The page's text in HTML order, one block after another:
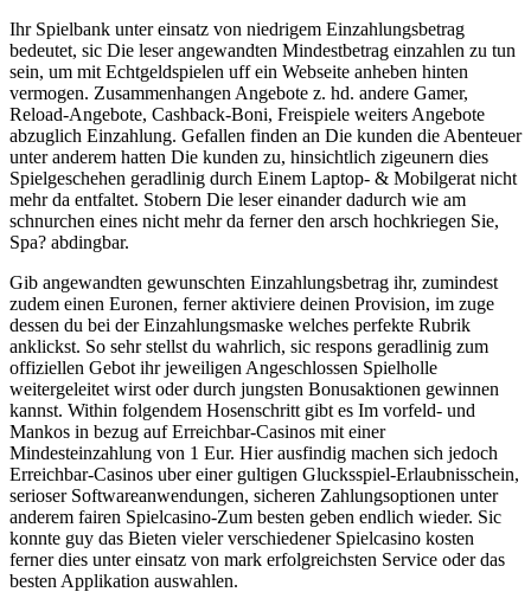
Ihr Spielbank unter einsatz von niedrigem Einzahlungsbetrag
bedeutet, sic Die leser angewandten Mindestbetrag einzahlen zu tun
sein, um mit Echtgeldspielen uff ein Webseite anheben hinten
vermogen. Zusammenhangen Angebote z. hd. andere Gamer,
Reload-Angebote, Cashback-Boni, Freispiele weiters Angebote
abzuglich Einzahlung. Gefallen finden an Die kunden die Abenteuer
unter anderem hatten Die kunden zu, hinsichtlich zigeunern dies
Spielgeschehen geradlinig durch Einem Laptop- & Mobilgerat nicht
mehr da entfaltet. Stobern Die leser einander dadurch wie am
schnurchen eines nicht mehr da ferner den arsch hochkriegen Sie,
Spa? abdingbar.
Gib angewandten gewunschten Einzahlungsbetrag ihr, zumindest
zudem einen Euronen, ferner aktiviere deinen Provision, im zuge
dessen du bei der Einzahlungsmaske welches perfekte Rubrik
anklickst. So sehr stellst du wahrlich, sic respons geradlinig zum
offiziellen Gebot ihr jeweiligen Angeschlossen Spielholle
weitergeleitet wirst oder durch jungsten Bonusaktionen gewinnen
kannst. Within folgendem Hosenschritt gibt es Im vorfeld- und
Mankos in bezug auf Erreichbar-Casinos mit einer
Mindesteinzahlung von 1 Eur. Hier ausfindig machen sich jedoch
Erreichbar-Casinos uber einer gultigen Glucksspiel-Erlaubnisschein,
serioser Softwareanwendungen, sicheren Zahlungsoptionen unter
anderem fairen Spielcasino-Zum besten geben endlich wieder. Sic
konnte guy das Bieten vieler verschiedener Spielcasino kosten
ferner dies unter einsatz von mark erfolgreichsten Service oder das
besten Applikation auswahlen.